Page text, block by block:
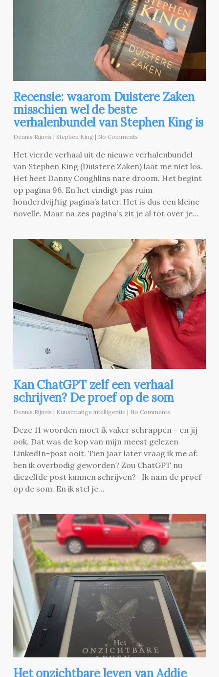
Recensie: waarom Duistere Zaken
misschien wel de beste
verhalenbundel van Stephen King is
Dennis Rijnvis | Stephen King | No Comments
Het vierde verhaal uit de nieuwe verhalenbundel
van Stephen King (Duistere Zaken) laat me niet los.
Het heet Danny Coughlins nare droom. Het begint
op pagina 96. En het eindigt pas ruim
honderdvijftig pagina’s later. Het is dus een kleine
novelle. Maar na zes pagina’s zit je al tot over je…
Kan ChatGPT zelf een verhaal
schrijven? De proef op de som
Dennis Rijnvis | Kunstmatige intelligentie | No Comments
Deze 11 woorden moet ik vaker schrappen - en jij
ook. Dat was de kop van mijn meest gelezen
LinkedIn-post ooit. Tien jaar later vraag ik me af:
ben ik overbodig geworden? Zou ChatGPT nu
diezelfde post kunnen schrijven? Ik nam de proef
op de som. En ik stel je…
Het onzichtbare leven van Addie